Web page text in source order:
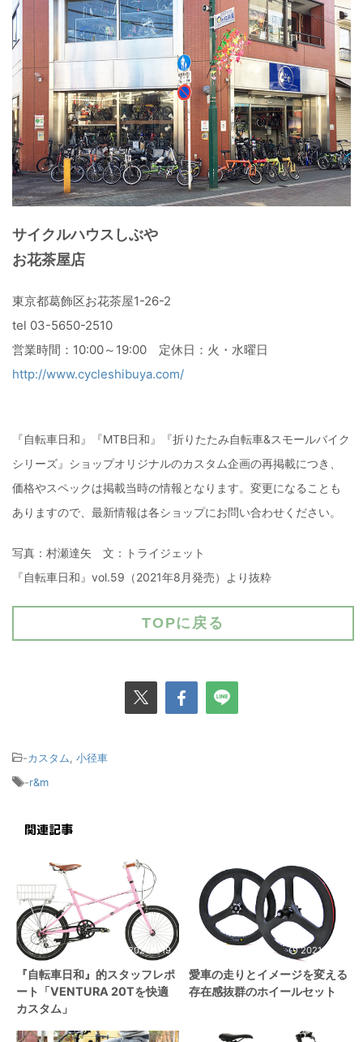
サイクルハウスしぶや
お花茶屋店
東京都葛飾区お花茶屋1-26-2
tel 03-5650-2510
営業時間：10:00～19:00 定休日：火・水曜日
http://www.cycleshibuya.com/
『自転車日和』『MTB日和』『折りたたみ自転車&スモールバイク
シリーズ』ショップオリジナルのカスタム企画の再掲載につき、
価格やスペックは掲載当時の情報となります。変更になることも
ありますので、最新情報は各ショップにお問い合わせください。
写真：村瀬達矢 文：トライジェット
『自転車日和』vol.59（2021年8月発売）より抜粋
TOPに戻る
-カスタム, 小径車
-r&m
関連記事
2021/5/19
『自転車日和』的スタッフレポ
ート「VENTURA 20Tを快適
カスタム」
2021/8/21
愛車の走りとイメージを変える
存在感抜群のホイールセット